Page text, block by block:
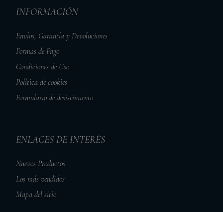
INFORMACIÓN
Envíos, Garantía y Devoluciones
Formas de Pago
Condiciones de Uso
Política de cookies
Formulario de desistimiento
ENLACES DE INTERÉS
Nuevos Productos
Los más vendidos
Mapa del sitio